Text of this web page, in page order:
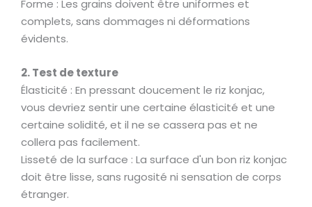
Forme : Les grains doivent être uniformes et
complets, sans dommages ni déformations
évidents.
2. Test de texture
Élasticité : En pressant doucement le riz konjac,
vous devriez sentir une certaine élasticité et une
certaine solidité, et il ne se cassera pas et ne
collera pas facilement.
Lisseté de la surface : La surface d'un bon riz konjac
doit être lisse, sans rugosité ni sensation de corps
étranger.